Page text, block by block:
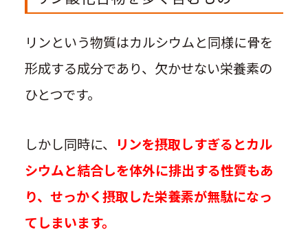
リンという物質はカルシウムと同様に骨を
形成する成分であり、欠かせない栄養素の
ひとつです。
しかし同時に、 リンを摂取しすぎるとカル
シウムと結合しを体外に排出する性質もあ
り、せっかく摂取した栄養素が無駄になっ
てしまいます。